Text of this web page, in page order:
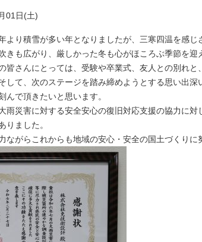
01日(土)
より積雪が多い年となりましたが、三寒四温を感じ
きも広がり、厳しかった冬も心がほころぶ季節を迎
皆さんにとっては、受験や卒業式、友人との別れと
して、次のステージを踏み締めようとする思い出
んで頂きたいと思います。
雨災害に対する安全安心の復旧対応支援の協力に対
りました。
ながらこれからも地域の安心・安全の国土づくりに